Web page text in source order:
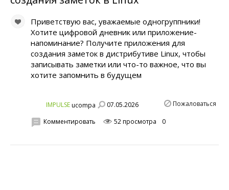
Приветствую вас, уважаемые одногруппники!
Хотите цифровой дневник или приложение-
напоминание? Получите приложения для
создания заметок в дистрибутиве Linux, чтобы
записывать заметки или что-то важное, что вы
хотите запомнить в будущем
IMPULSEucompa 07.05.2026 Пожаловаться
Комментировать 52 просмотра 0